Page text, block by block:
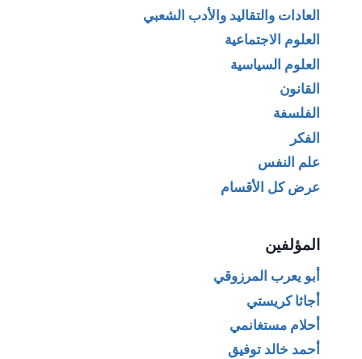
العادات والتقاليد والأدب الشعبي
العلوم الاجتماعية
العلوم السياسية
القانون
الفلسفة
الفكر
علم النفس
عرض كل الأقسام
المؤلفين
أبو يعرب المرزوقي
أجاثا كريستي
أحلام مستغانمي
أحمد خالد توفيق